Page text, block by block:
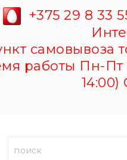
+375 29 8
самовывоза
работы Пн-Пт
14:00)